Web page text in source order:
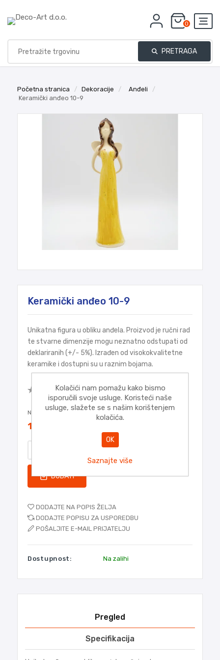
0
PRETRAGA
Početna stranica / Dekoracije / Anđeli
/
Keramički anđeo 10-9
Keramički anđeo 10-9
Unikatna figura u obliku anđela. Proizvod je ručni rad
te stvarne dimenzije mogu neznatno odstupati od
deklariranih (+/- 5%). Izrađen od visokokvalitetne
keramike i dostupni su u raznim bojama.
Budite prvi koji će napisati osvrt za
ovaj proizvod
Najniža cijena u zadnjih 30 dana: 19,95€
19,95€
DODATI
DODAJTE NA POPIS ŽELJA
DODAJTE POPISU ZA USPOREDBU
POŠALJITE E-MAIL PRIJATELJU
Dostupnost: Na zalihi
Pregled
Specifikacija
Kolačići nam pomažu kako bismo
isporučili svoje usluge. Koristeći naše
usluge, slažete se s našim korištenjem
kolačića.
OK
Saznajte više